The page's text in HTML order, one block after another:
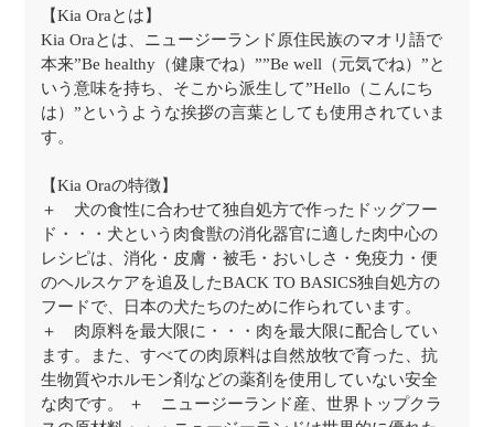
【Kia Oraとは】
Kia Oraとは、ニュージーランド原住民族のマオリ語で
本来”Be healthy（健康でね）””Be well（元気でね）”と
いう意味を持ち、そこから派生して”Hello（こんにち
は）”というような挨拶の言葉としても使用されていま
す。
【Kia Oraの特徴】
＋ 犬の食性に合わせて独自処方で作ったドッグフー
ド・・・犬という肉食獣の消化器官に適した肉中心の
レシピは、消化・皮膚・被毛・おいしさ・免疫力・便
のヘルスケアを追及したBACK TO BASICS独自処方の
フードで、日本の犬たちのために作られています。
＋ 肉原料を最大限に・・・肉を最大限に配合してい
ます。また、すべての肉原料は自然放牧で育った、抗
生物質やホルモン剤などの薬剤を使用していない安全
な肉です。 ＋ ニュージーランド産、世界トップクラ